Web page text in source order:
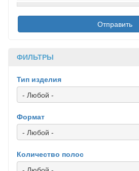
ФИЛЬТРЫ
Тип изделия
- Любой -
Формат
- Любой -
Количество полос